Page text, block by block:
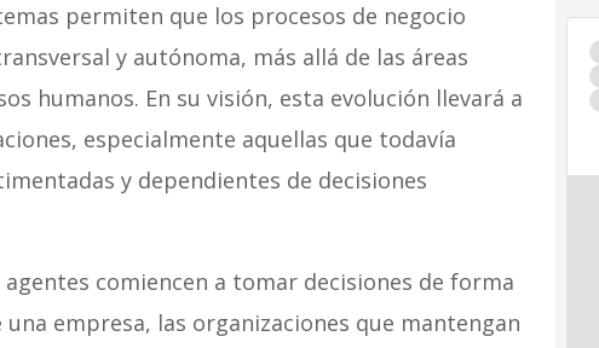
permiten que los procesos de negocio
y autónoma, más allá de las áreas
humanos. En su visión, esta evolución llevará a
especialmente aquellas que todavía
y dependientes de decisiones
comiencen a tomar decisiones de forma
empresa, las organizaciones que mantengan